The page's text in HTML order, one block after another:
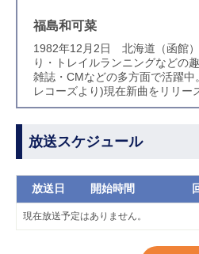
福島和可菜
1982年12月2日 北海道（函館
り・トレイルランニングなどの
雑誌・CMなどの多方面で活躍
レコーズより)現在新曲をリリー
放送スケジュール
放送日 開始時間
現在放送予定はありません。